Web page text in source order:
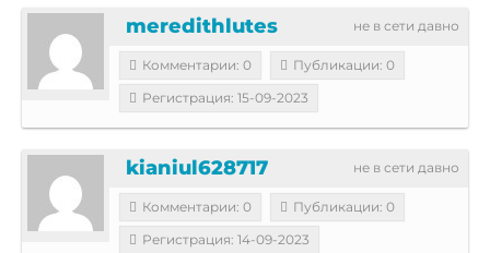
не в сети давно
meredithlutes
Комментарии: 0
Публикации: 0
Регистрация: 15-09-2023
не в сети давно
kianiul628717
Комментарии: 0
Публикации: 0
Регистрация: 14-09-2023